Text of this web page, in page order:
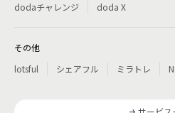
dodaチャレンジ
doda X
その他
lotsful
シェアフル ミラトレ